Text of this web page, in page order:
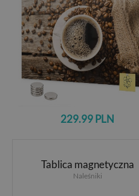
229.99 PLN
Tablica magnetyczna
Naleśniki